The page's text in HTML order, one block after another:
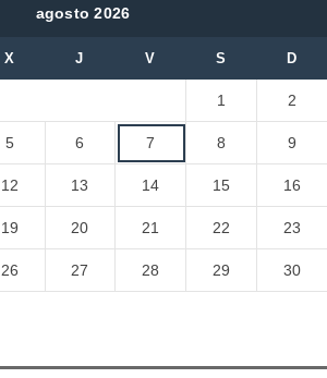
agosto 2026
X J V S D
1 2
5 6 7 8 9
12 13 14 15 16
19 20 21 22 23
26 27 28 29 30